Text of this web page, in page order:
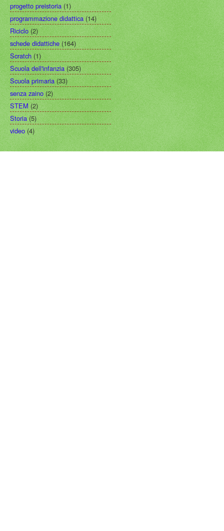
progetto preistoria (1)
programmazione didattica (14)
Riciclo (2)
schede didattiche (164)
Scratch (1)
Scuola dell'infanzia (305)
Scuola primaria (33)
senza zaino (2)
STEM (2)
Storia (5)
video (4)